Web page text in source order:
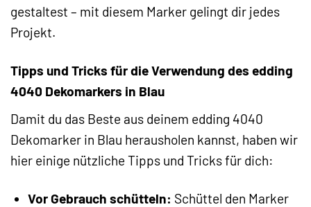
gestaltest – mit diesem Marker gelingt dir jedes
Projekt.
Tipps und Tricks für die Verwendung des edding
4040 Dekomarkers in Blau
Damit du das Beste aus deinem edding 4040
Dekomarker in Blau herausholen kannst, haben wir
hier einige nützliche Tipps und Tricks für dich:
Vor Gebrauch schütteln: Schüttel den Marker